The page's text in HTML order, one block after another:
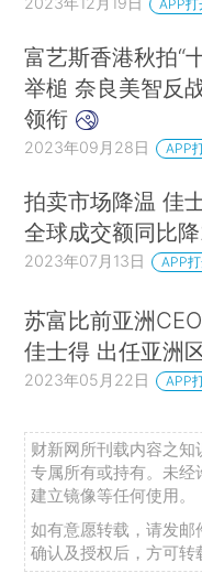
APP打
富艺斯香港秋拍“
举槌 奈良美智反
领衔
2023年09月28日 APP
拍卖市场降温 佳
全球成交额同比
2023年07月13日 APP
苏富比前亚洲
佳士得 出任亚洲
2023年05月22日 APP
财新网所刊载内容之知
专属所有或持有。未经
建立镜像等任何使用。
如有意愿转载，请发邮
确认及授权后，方可转